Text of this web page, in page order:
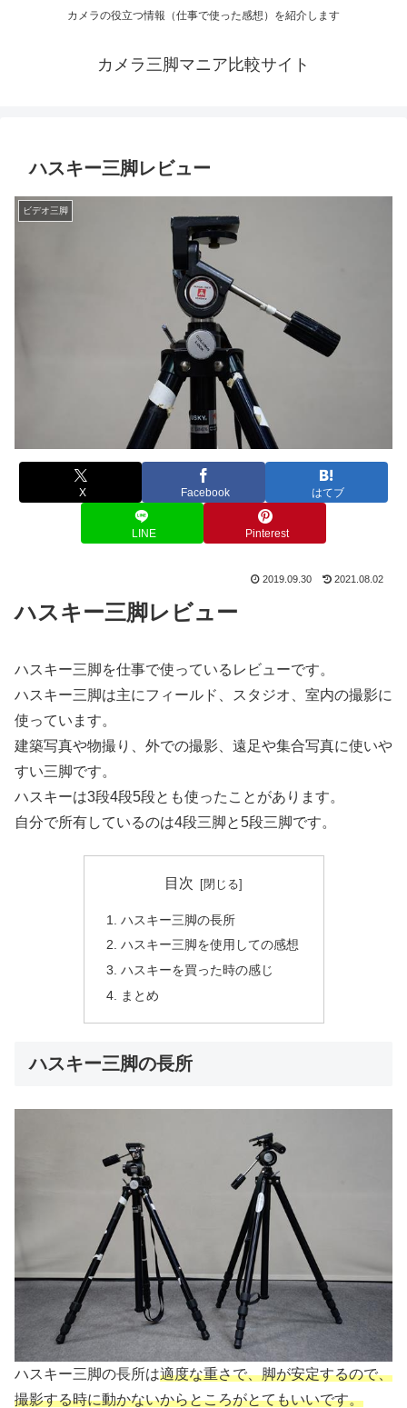
カメラの役立つ情報（仕事で使った感想）を紹介します
カメラ三脚マニア比較サイト
ハスキー三脚レビュー
ビデオ三脚
X Facebook はてブ
LINE Pinterest
2019.09.30 2021.08.02
ハスキー三脚レビュー
ハスキー三脚を仕事で使っているレビューです。
ハスキー三脚は主にフィールド、スタジオ、室内の撮影に
使っています。
建築写真や物撮り、外での撮影、遠足や集合写真に使いや
すい三脚です。
ハスキーは3段4段5段とも使ったことがあります。
自分で所有しているのは4段三脚と5段三脚です。
目次
ハスキー三脚の長所
ハスキー三脚を使用しての感想
ハスキーを買った時の感じ
まとめ
ハスキー三脚の長所
ハスキー三脚の長所は適度な重さで、脚が安定するので、
撮影する時に動かないからところがとてもいいです。